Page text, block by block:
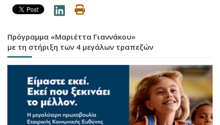
Πρόγραμμα «Μαριέττα Γιαννάκου»
με τη στήριξη των 4 μεγάλων τραπεζών